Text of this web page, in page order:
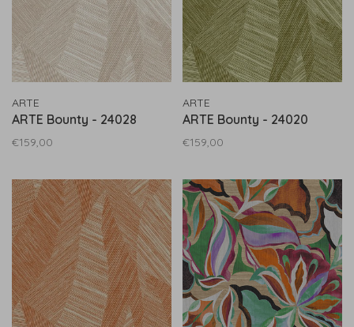
ARTE
ARTE Bounty - 24028
€159,00
ARTE
ARTE Bounty - 24020
€159,00